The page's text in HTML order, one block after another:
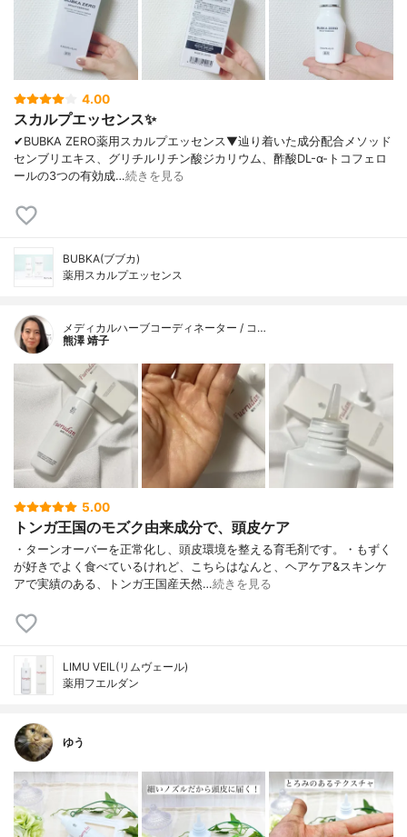
4.00
スカルプエッセンス✨
✔︎BUBKA ZERO薬用スカルプエッセンス▼辿り着いた成分配合メソッド
センブリエキス、グリチルリチン酸ジカリウム、酢酸DL-α-トコフェロ
ールの3つの有効成…続きを見る
BUBKA(ブブカ)
薬用スカルプエッセンス
メディカルハーブコーディネーター / コ…
熊澤 靖子
5.00
トンガ王国のモズク由来成分で、頭皮ケア
・ターンオーバーを正常化し、頭皮環境を整える育毛剤です。・もずく
が好きでよく食べているけれど、こちらはなんと、ヘアケア&スキンケ
アで実績のある、トンガ王国産天然…続きを見る
LIMU VEIL(リムヴェール)
薬用フエルダン
ゆう